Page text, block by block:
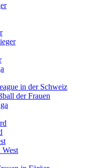
in der Schweiz
der Frauen